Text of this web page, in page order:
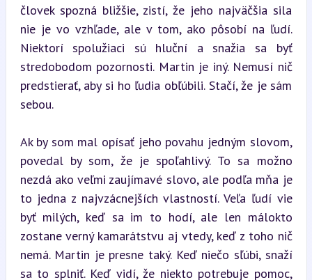
človek spozná bližšie, zistí, že jeho najväčšia sila
nie je vo vzhľade, ale v tom, ako pôsobí na ľudí.
Niektorí spolužiaci sú hluční a snažia sa byť
stredobodom pozornosti. Martin je iný. Nemusí nič
predstierať, aby si ho ľudia obľúbili. Stačí, že je sám
sebou.
Ak by som mal opísať jeho povahu jedným slovom,
povedal by som, že je spoľahlivý. To sa možno
nezdá ako veľmi zaujímavé slovo, ale podľa mňa je
to jedna z najvzácnejších vlastností. Veľa ľudí vie
byť milých, keď sa im to hodí, ale len málokto
zostane verný kamarátstvu aj vtedy, keď z toho nič
nemá. Martin je presne taký. Keď niečo sľúbi, snaží
sa to splniť. Keď vidí, že niekto potrebuje pomoc,